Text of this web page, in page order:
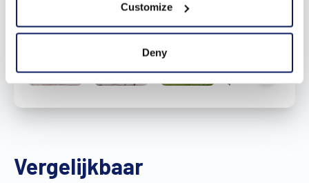
Customize
Deny
Vergelijkbaar